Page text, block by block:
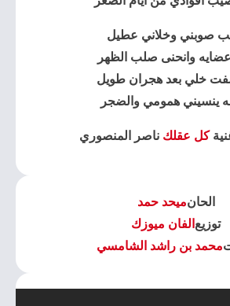
صوبني وخلاني عطيل
عضايه وانحنى صلب الظهر
خلي بعد هجران طويل
ينسيني همومي والضجر
كل عقلك ناصر المنصوري
الحانميحد حمد
توزيع الفان ميوزك
محمد بن راشد الشامسي